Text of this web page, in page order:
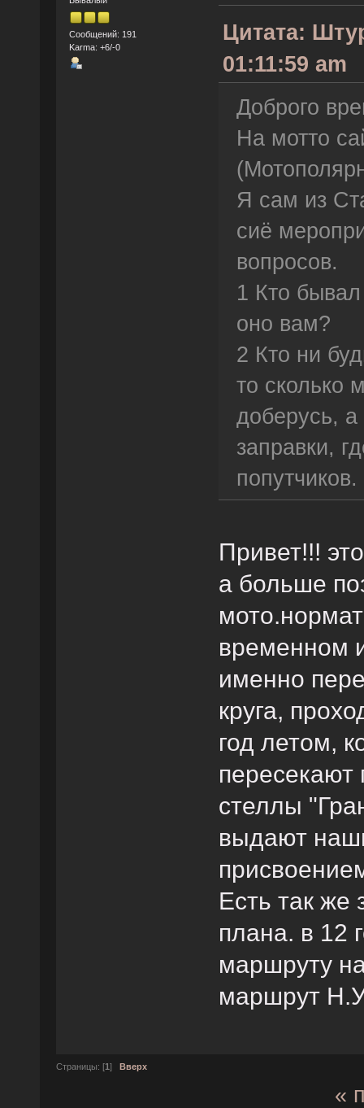
Сообщений: 191
Karma: +6/-0
Цитата:
01:11:59 am
Доброго
На мотто
Я сам из
сиё
вопросов.
1 Кто
оно вам?
2 Кто ни
то сколько
доберусь,
заправки,
попутчиков.
Привет!!!
а больше
временном
именно
круга,
год летом,
стеллы
выдают
Есть так же
плана. в 12
маршруту
маршрут
Страницы: [1] Вверх
«